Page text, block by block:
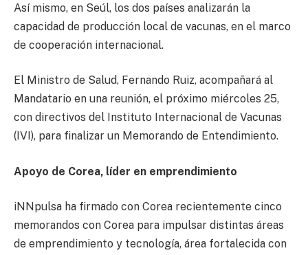
Así mismo, en Seúl, los dos países analizarán la
capacidad de producción local de vacunas, en el marco
de cooperación internacional.
El Ministro de Salud, Fernando Ruiz, acompañará al
Mandatario en una reunión, el próximo miércoles 25,
con directivos del Instituto Internacional de Vacunas
(IVI), para finalizar un Memorando de Entendimiento.
Apoyo de Corea, líder en emprendimiento
iNNpulsa ha firmado con Corea recientemente cinco
memorandos con Corea para impulsar distintas áreas
de emprendimiento y tecnología, área fortalecida con